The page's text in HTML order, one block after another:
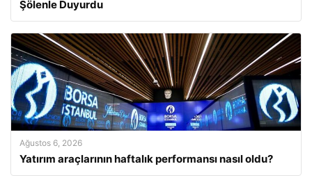
Şölenle Duyurdu
Ağustos 6, 2026
Yatırım araçlarının haftalık performansı nasıl oldu?